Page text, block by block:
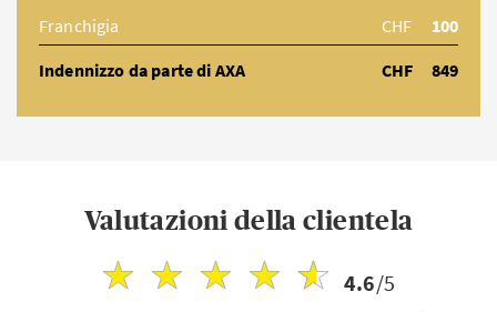
Franchigia
CHF
100
Indennizzo da parte di AXA
CHF 849
Valutazioni della clientela
4.6/5